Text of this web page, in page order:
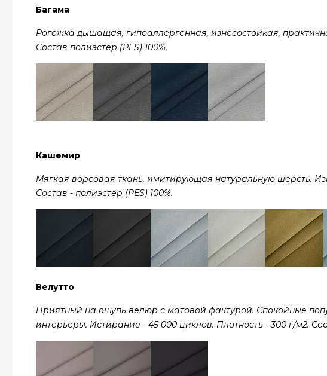
Багама
Рогожка дышащая, гипоаллергенная, износостойкая,
Состав полиэстер (PES) 100%.
Кашемир
Мягкая ворсовая ткань, имитирующая натуральную шерсть.
Состав - полиэстер (PES) 100%.
Велутто
Приятный на ощупь велюр с матовой фактурой. Спокойные
интерьеры. Истирание - 45 000 циклов. Плотность - 300 г/м2.